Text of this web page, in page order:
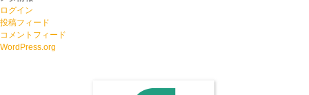
ログイン
投稿フィード
コメントフィード
WordPress.org